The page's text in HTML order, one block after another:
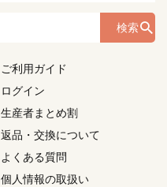
検索
ご利用ガイド
ログイン
生産者まとめ割
返品・交換について
よくある質問
個人情報の取扱い